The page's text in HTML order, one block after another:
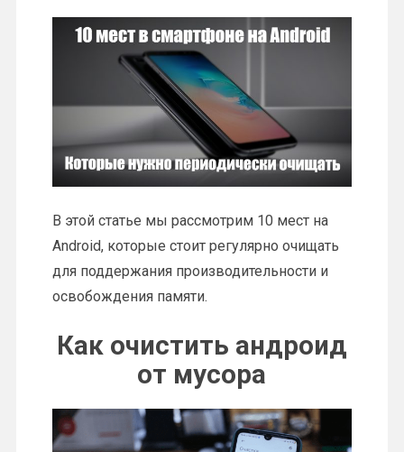
В этой статье мы рассмотрим 10 мест на
Android, которые стоит регулярно очищать
для поддержания производительности и
освобождения памяти.
Как очистить андроид
от мусора